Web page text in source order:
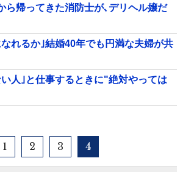
ら帰ってきた消防士が､デリヘル嬢だ
れるか｣結婚40年でも円満な夫婦が共
人｣と仕事するときに"絶対やっては
1 2 3 4